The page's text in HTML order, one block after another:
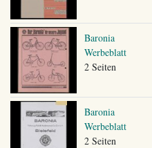
Baronia
Werbeblatt
2 Seiten
Baronia
Werbeblatt
2 Seiten